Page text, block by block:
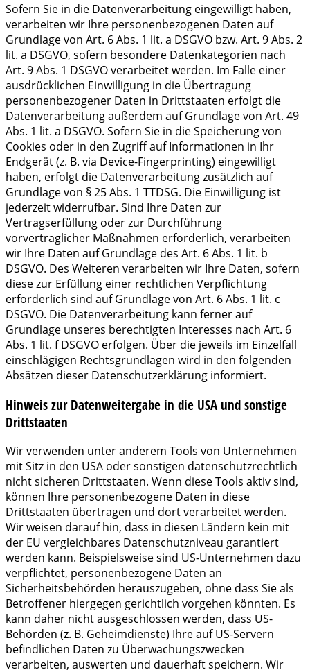
Sofern Sie in die Datenverarbeitung eingewilligt haben,
verarbeiten wir Ihre personenbezogenen Daten auf
Grundlage von Art. 6 Abs. 1 lit. a DSGVO bzw. Art. 9 Abs. 2
lit. a DSGVO, sofern besondere Datenkategorien nach
Art. 9 Abs. 1 DSGVO verarbeitet werden. Im Falle einer
ausdrücklichen Einwilligung in die Übertragung
personenbezogener Daten in Drittstaaten erfolgt die
Datenverarbeitung außerdem auf Grundlage von Art. 49
Abs. 1 lit. a DSGVO. Sofern Sie in die Speicherung von
Cookies oder in den Zugriff auf Informationen in Ihr
Endgerät (z. B. via Device-Fingerprinting) eingewilligt
haben, erfolgt die Datenverarbeitung zusätzlich auf
Grundlage von § 25 Abs. 1 TTDSG. Die Einwilligung ist
jederzeit widerrufbar. Sind Ihre Daten zur
Vertragserfüllung oder zur Durchführung
vorvertraglicher Maßnahmen erforderlich, verarbeiten
wir Ihre Daten auf Grundlage des Art. 6 Abs. 1 lit. b
DSGVO. Des Weiteren verarbeiten wir Ihre Daten, sofern
diese zur Erfüllung einer rechtlichen Verpflichtung
erforderlich sind auf Grundlage von Art. 6 Abs. 1 lit. c
DSGVO. Die Datenverarbeitung kann ferner auf
Grundlage unseres berechtigten Interesses nach Art. 6
Abs. 1 lit. f DSGVO erfolgen. Über die jeweils im Einzelfall
einschlägigen Rechtsgrundlagen wird in den folgenden
Absätzen dieser Datenschutzerklärung informiert.
Hinweis zur Datenweitergabe in die USA und sonstige
Drittstaaten
Wir verwenden unter anderem Tools von Unternehmen
mit Sitz in den USA oder sonstigen datenschutzrechtlich
nicht sicheren Drittstaaten. Wenn diese Tools aktiv sind,
können Ihre personenbezogene Daten in diese
Drittstaaten übertragen und dort verarbeitet werden.
Wir weisen darauf hin, dass in diesen Ländern kein mit
der EU vergleichbares Datenschutzniveau garantiert
werden kann. Beispielsweise sind US-Unternehmen dazu
verpflichtet, personenbezogene Daten an
Sicherheitsbehörden herauszugeben, ohne dass Sie als
Betroffener hiergegen gerichtlich vorgehen könnten. Es
kann daher nicht ausgeschlossen werden, dass US-
Behörden (z. B. Geheimdienste) Ihre auf US-Servern
befindlichen Daten zu Überwachungszwecken
verarbeiten, auswerten und dauerhaft speichern. Wir